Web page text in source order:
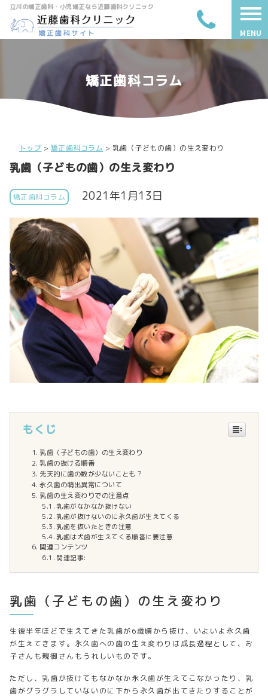
MENU
立川の矯正歯科・小児矯正なら近藤歯科クリニック
矯正歯科コラム
トップ > 矯正歯科コラム > 乳歯（子どもの歯）の生え変わり
乳歯（子どもの歯）の生え変わり
矯正歯科コラム 2021年1月13日
もくじ
乳歯（子どもの歯）の生え変わり
乳歯の抜ける順番
先天的に歯の数が少ないことも？
永久歯の萌出異常について
乳歯の生え変わりでの注意点
乳歯がなかなか抜けない
乳歯が抜けないのに永久歯が生えてくる
乳歯を抜いたときの注意
乳歯は犬歯が生えてくる順番に要注意
関連コンテンツ
関連記事:
乳歯（子どもの歯）の生え変わり
生後半年ほどで生えてきた乳歯が6歳頃から抜け、いよいよ永久歯
が生えてきます。永久歯への歯の生え変わりは成長過程として、お
子さんも親御さんもうれしいものです。
ただし、乳歯が抜けてもなかなか永久歯が生えてこなかったり、乳
歯がグラグラしていないのに下から永久歯が出てきたりすることが